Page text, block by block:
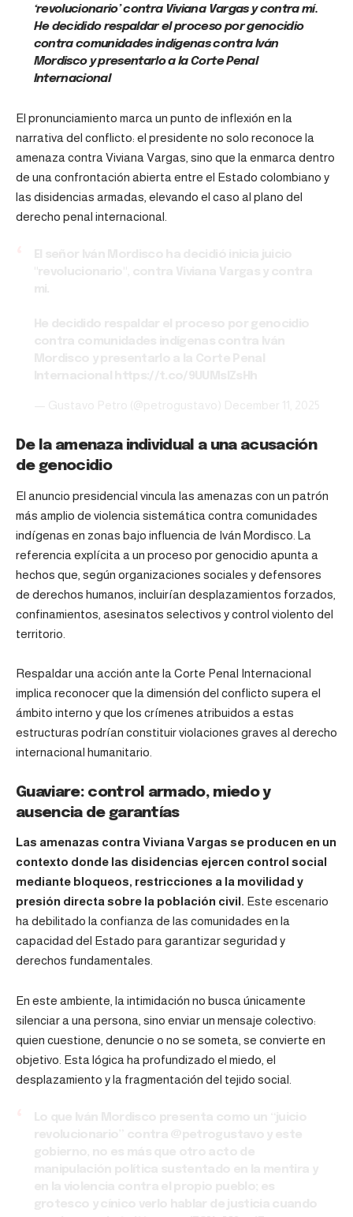
‘revolucionario’ contra Viviana Vargas y contra mí.
He decidido respaldar el proceso por genocidio
contra comunidades indígenas contra Iván
Mordisco y presentarlo a la Corte Penal
Internacional
El pronunciamiento marca un punto de inflexión en la
narrativa del conflicto: el presidente no solo reconoce la
amenaza contra Viviana Vargas, sino que la enmarca dentro
de una confrontación abierta entre el Estado colombiano y
las disidencias armadas, elevando el caso al plano del
derecho penal internacional.
De la amenaza individual a una acusación
de genocidio
El anuncio presidencial vincula las amenazas con un patrón
más amplio de violencia sistemática contra comunidades
indígenas en zonas bajo influencia de Iván Mordisco. La
referencia explícita a un proceso por genocidio apunta a
hechos que, según organizaciones sociales y defensores
de derechos humanos, incluirían desplazamientos forzados,
confinamientos, asesinatos selectivos y control violento del
territorio.
Respaldar una acción ante la Corte Penal Internacional
implica reconocer que la dimensión del conflicto supera el
ámbito interno y que los crímenes atribuidos a estas
estructuras podrían constituir violaciones graves al derecho
internacional humanitario.
Guaviare: control armado, miedo y
ausencia de garantías
Las amenazas contraViviana Vargas se producen en un
contexto donde las disidencias ejercen control social
mediante bloqueos, restricciones a la movilidad y
presión directa sobre la población civil. Este escenario
ha debilitado la confianza de las comunidades en la
capacidad del Estado para garantizar seguridad y
derechos fundamentales.
En este ambiente, la intimidación no busca únicamente
silenciar a una persona, sino enviar un mensaje colectivo:
quien cuestione, denuncie o no se someta, se convierte en
objetivo. Esta lógica ha profundizado el miedo, el
desplazamiento y la fragmentación del tejido social.